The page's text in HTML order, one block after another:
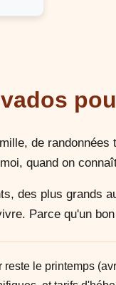
de
quand on
des plus grands
Parce qu'un
le printemps